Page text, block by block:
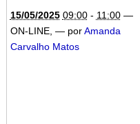
15/05/2025 09:00- 11:00 —
ON-LINE, — porAmanda
Carvalho Matos